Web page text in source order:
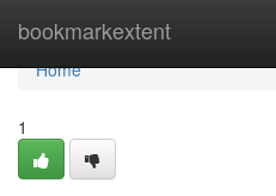
bookmarkextent
Home
Home
1